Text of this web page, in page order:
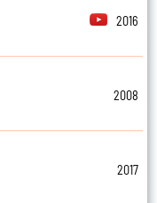
2016
2008
2017